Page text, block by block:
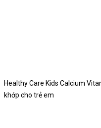
Healthy Care Kids Calcium
khớp cho trẻ em